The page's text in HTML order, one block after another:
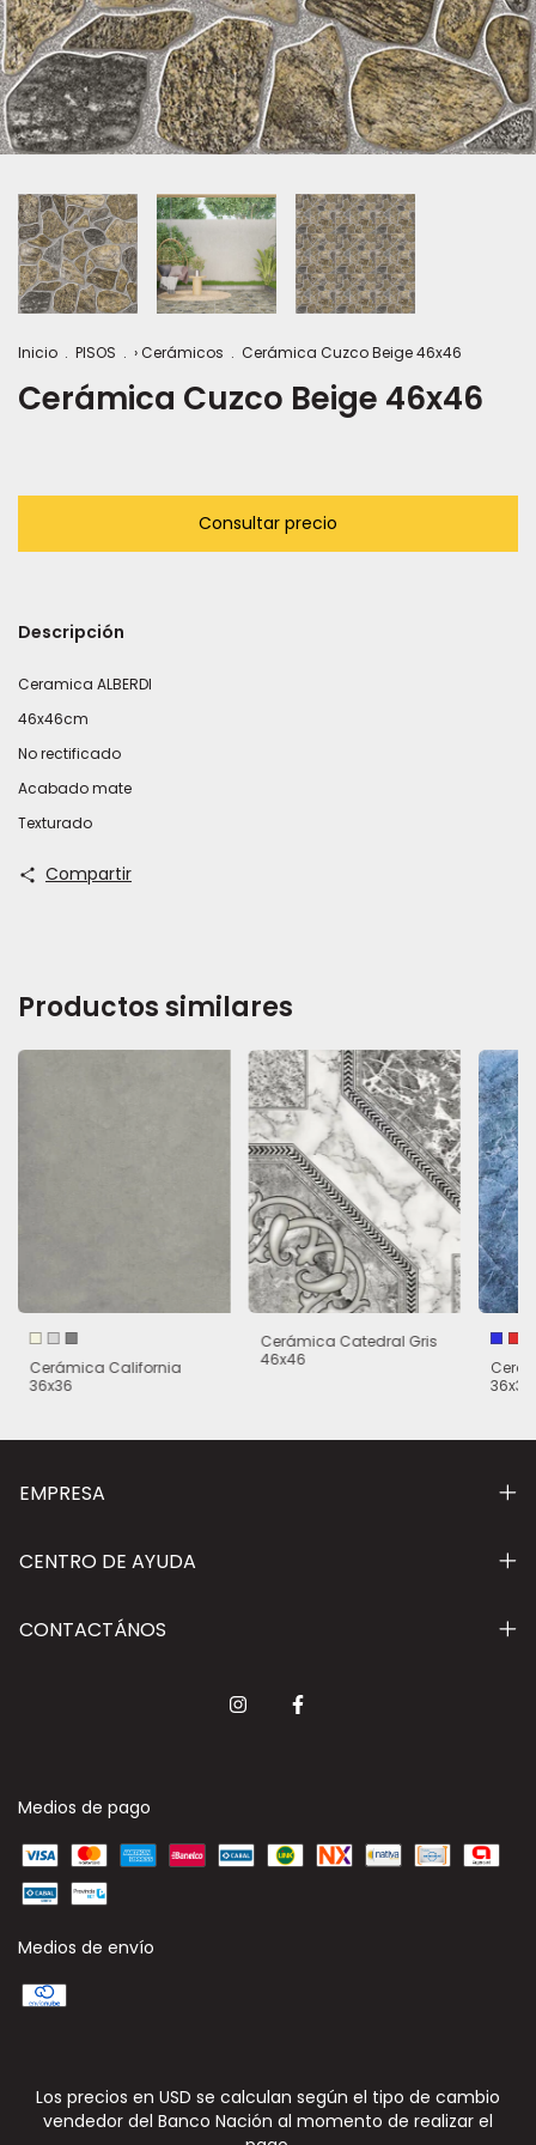
Inicio . PISOS . › Cerámicos . Cerámica Cuzco Beige 46x46
Cerámica Cuzco Beige 46x46
Descripción
Ceramica ALBERDI
46x46cm
No rectificado
Acabado mate
Texturado
Compartir
Productos similares
Cerámica California
36x36
Cerámica Catedral Gris
46x46
36x36
EMPRESA
CENTRO DE AYUDA
CONTACTÁNOS
Medios de pago
Medios de envío
Los precios en USD se calculan según el tipo de cambio
vendedor del Banco Nación al momento de realizar el